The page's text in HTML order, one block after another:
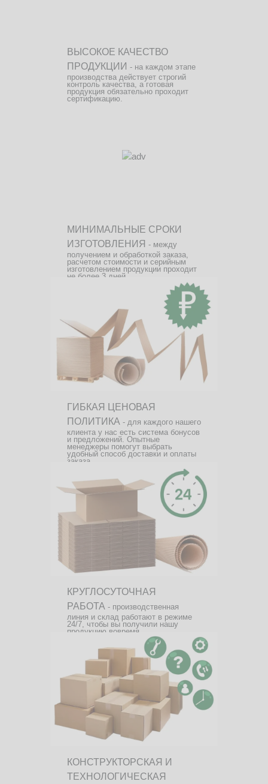
ВЫСОКОЕ КАЧЕСТВО
ПРОДУКЦИИ - на каждом этапе
производства действует строгий
контроль качества, а готовая
продукция обязательно проходит
сертификацию.
МИНИМАЛЬНЫЕ СРОКИ
ИЗГОТОВЛЕНИЯ - между
получением и обработкой заказа,
расчетом стоимости и серийным
изготовлением продукции проходит
не более 3 дней.
ГИБКАЯ ЦЕНОВАЯ
ПОЛИТИКА - для каждого нашего
клиента у нас есть система бонусов
и предложений. Опытные
менеджеры помогут выбрать
удобный способ доставки и оплаты
заказа.
КРУГЛОСУТОЧНАЯ
РАБОТА - производственная
линия и склад работают в режиме
24/7, чтобы вы получили нашу
продукцию вовремя.
КОНСТРУКТОРСКАЯ И
ТЕХНОЛОГИЧЕСКАЯ